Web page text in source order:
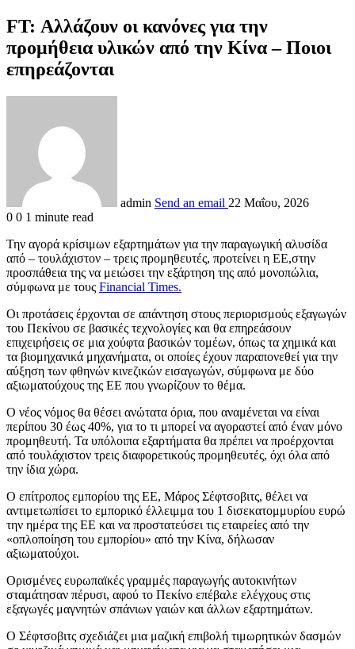
FT: Αλλάζουν οι κανόνες για την
προμήθεια υλικών από την Κίνα – Ποιοι
επηρεάζονται
admin Send an email 22 Μαΐου, 2026
0 0 1 minute read
Την αγορά κρίσιμων εξαρτημάτων για την παραγωγική αλυσίδα
από – τουλάχιστον – τρεις προμηθευτές, προτείνει η ΕΕ,στην
προσπάθεια της να μειώσει την εξάρτηση της από μονοπώλια,
σύμφωνα με τους Financial Times.
Οι προτάσεις έρχονται σε απάντηση στους περιορισμούς εξαγωγών
του Πεκίνου σε βασικές τεχνολογίες και θα επηρεάσουν
επιχειρήσεις σε μια χούφτα βασικών τομέων, όπως τα χημικά και
τα βιομηχανικά μηχανήματα, οι οποίες έχουν παραπονεθεί για την
αύξηση των φθηνών κινεζικών εισαγωγών, σύμφωνα με δύο
αξιωματούχους της ΕΕ που γνωρίζουν το θέμα.
Ο νέος νόμος θα θέσει ανώτατα όρια, που αναμένεται να είναι
περίπου 30 έως 40%, για το τι μπορεί να αγοραστεί από έναν μόνο
προμηθευτή. Τα υπόλοιπα εξαρτήματα θα πρέπει να προέρχονται
από τουλάχιστον τρεις διαφορετικούς προμηθευτές, όχι όλα από
την ίδια χώρα.
Ο επίτροπος εμπορίου της ΕΕ, Μάρος Σέφτσοβιτς, θέλει να
αντιμετωπίσει το εμπορικό έλλειμμα του 1 δισεκατομμυρίου ευρώ
την ημέρα της ΕΕ και να προστατεύσει τις εταιρείες από την
«οπλοποίηση του εμπορίου» από την Κίνα, δήλωσαν
αξιωματούχοι.
Ορισμένες ευρωπαϊκές γραμμές παραγωγής αυτοκινήτων
σταμάτησαν πέρυσι, αφού το Πεκίνο επέβαλε ελέγχους στις
εξαγωγές μαγνητών σπάνιων γαιών και άλλων εξαρτημάτων.
Ο Σέφτσοβιτς σχεδιάζει μια μαζική επιβολή τιμωρητικών δασμών